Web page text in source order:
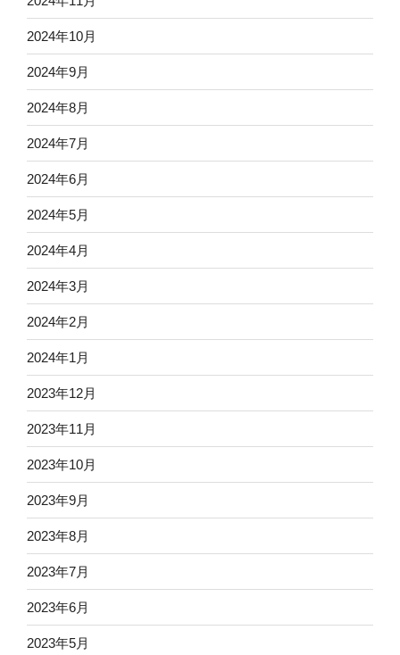
2024年10月
2024年9月
2024年8月
2024年7月
2024年6月
2024年5月
2024年4月
2024年3月
2024年2月
2024年1月
2023年12月
2023年11月
2023年10月
2023年9月
2023年8月
2023年7月
2023年6月
2023年5月